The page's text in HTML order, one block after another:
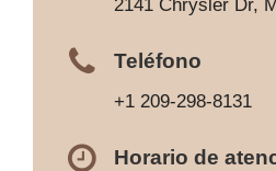
2141 Chrysler Dr,
Teléfono
+1 209-298-8131
Horario de